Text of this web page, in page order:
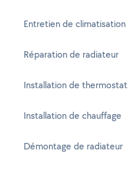
Entretien de climatisation
Réparation de radiateur
Installation de thermostat
Installation de chauffage
Démontage de radiateur